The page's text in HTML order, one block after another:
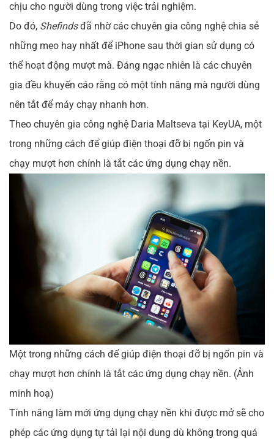
chịu cho người dùng trong việc trải nghiệm.
Do đó, Shefindsđã nhờ các chuyên gia công nghệ chia sẻ
những mẹo hay nhất để iPhone sau thời gian sử dụng có
thể hoạt động mượt mà. Đáng ngạc nhiên là các chuyên
gia đều khuyến cáo rằng có một tính năng mà người dùng
nên tắt để máy chạy nhanh hơn.
Theo chuyên gia công nghệ Daria Maltseva tại KeyUA, một
trong những cách để giúp điện thoại đỡ bị ngốn pin và
chạy mượt hơn chính là tắt các ứng dụng chạy nền.
Một trong những cách để giúp điện thoại đỡ bị ngốn pin và
chạy mượt hơn chính là tắt các ứng dụng chạy nền. (Ảnh
minh hoạ)
Tính năng làm mới ứng dụng chạy nền khi được mở sẽ cho
phép các ứng dụng tự tải lại nội dung dù không trong quá